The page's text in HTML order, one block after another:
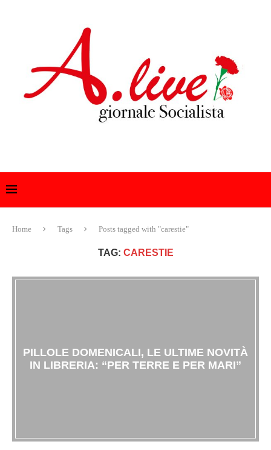
Home Tags Posts tagged with "carestie"
TAG: CARESTIE
PILLOLE DOMENICALI, LE ULTIME NOVITÀ
IN LIBRERIA: “PER TERRE E PER MARI”